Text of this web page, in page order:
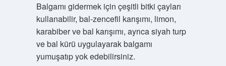
Balgamı gidermek için çeşitli bitki çayları
kullanabilir, bal-zencefil karışımı, limon,
karabiber ve bal karışımı, ayrıca siyah turp
ve bal kürü uygulayarak balgamı
yumuşatıp yok edebilirsiniz.